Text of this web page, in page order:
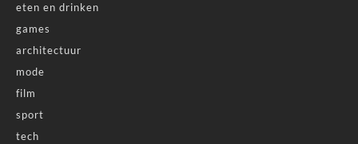
eten en drinken
games
architectuur
mode
film
sport
tech